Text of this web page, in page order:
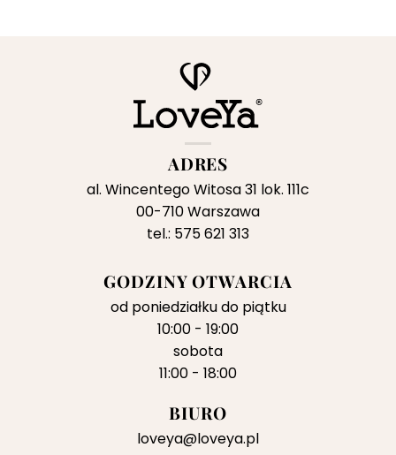
ADRES
al. Wincentego Witosa 31 lok. 111c
00-710 Warszawa
tel.: 575 621 313
GODZINY OTWARCIA
od poniedziałku do piątku
10:00 - 19:00
sobota
11:00 - 18:00
BIURO
loveya@loveya.pl